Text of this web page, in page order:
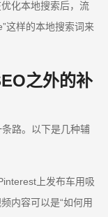
化本地搜索后，流
这样的本地搜索词来
之外的补
路。以下是几种辅
上发布车用吸
内容可以是“如何用